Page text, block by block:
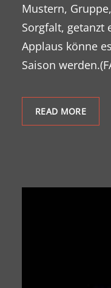
Mustern,
Sorgfalt, getanzt
Applaus könne
Saison
READ MORE